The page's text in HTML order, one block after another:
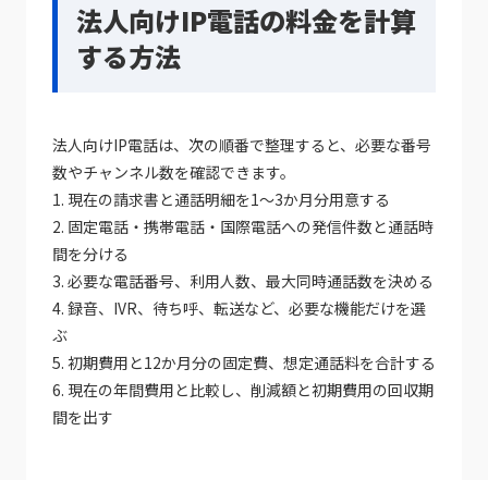
法人向けIP電話の料金を計算
する方法
法人向けIP電話は、次の順番で整理すると、必要な番号
数やチャンネル数を確認できます。
1. 現在の請求書と通話明細を1〜3か月分用意する
2. 固定電話・携帯電話・国際電話への発信件数と通話時
間を分ける
3. 必要な電話番号、利用人数、最大同時通話数を決める
4. 録音、IVR、待ち呼、転送など、必要な機能だけを選
ぶ
5. 初期費用と12か月分の固定費、想定通話料を合計する
6. 現在の年間費用と比較し、削減額と初期費用の回収期
間を出す